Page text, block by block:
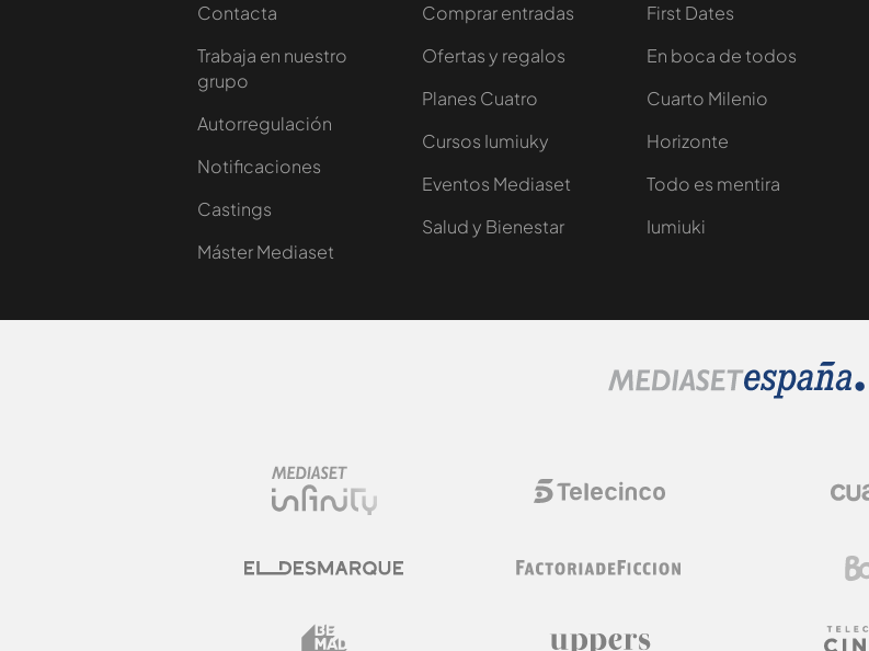
Contacta
Trabaja en nuestro
grupo
Autorregulación
Notificaciones
Castings
Máster Mediaset
Comprar entradas
Ofertas y regalos
Planes Cuatro
Cursos Iumiuky
Eventos Mediaset
Salud y Bienestar
First Dates
En boca de todos
Cuarto Milenio
Horizonte
Todo es mentira
Iumiuki